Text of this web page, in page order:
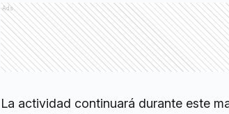
Ads
La actividad continuará durante este